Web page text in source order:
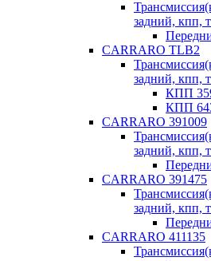
задний, кпп,
CARRARO TLB2
задний, кпп,
КПП
КПП
CARRARO 391009
задний, кпп,
CARRARO 391475
задний, кпп,
CARRARO 411135